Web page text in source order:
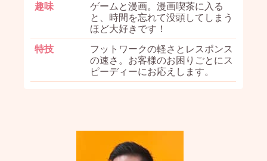
趣味
ゲームと漫画。漫画喫茶に入る
と、時間を忘れて没頭してしまう
ほど大好きです！
特技
フットワークの軽さとレスポンス
の速さ。お客様のお困りごとにス
ピーディーにお応えします。